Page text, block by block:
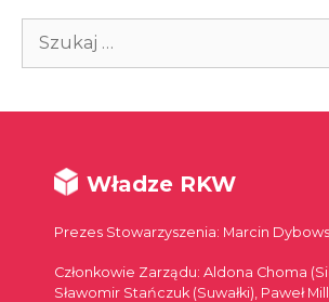
Szukaj:
Władze RKW
Prezes Stowarzyszenia: Marcin
Członkowie Zarządu: Aldona Choma
Sławomir Stańczuk (Suwałki), Paweł